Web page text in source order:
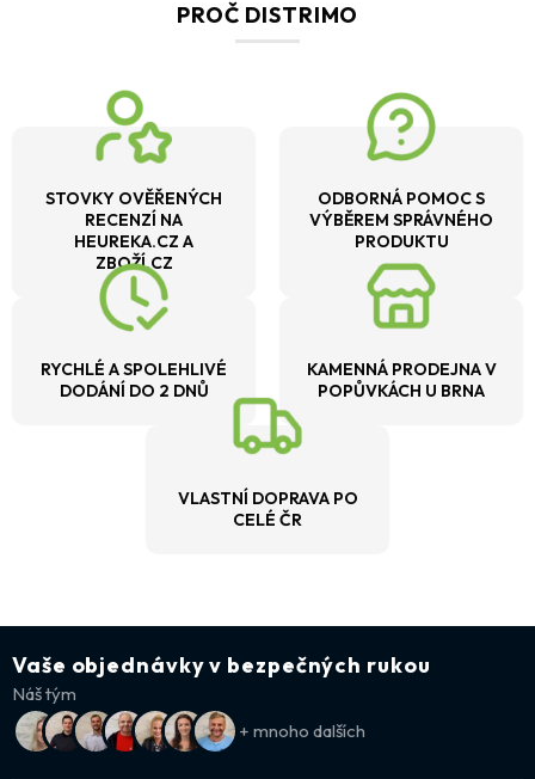
PROČ DISTRIMO
STOVKY OVĚŘENÝCH
RECENZÍ NA
HEUREKA.CZ A
ZBOŽÍ.CZ
ODBORNÁ POMOC S
VÝBĚREM SPRÁVNÉHO
PRODUKTU
RYCHLÉ A SPOLEHLIVÉ
DODÁNÍ DO 2 DNŮ
KAMENNÁ PRODEJNA V
POPŮVKÁCH U BRNA
VLASTNÍ DOPRAVA PO
CELÉ ČR
Vaše objednávky v bezpečných rukou
Náš tým
+ mnoho dalších